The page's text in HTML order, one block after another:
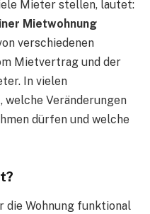
Mieter stellen, lautet:
Mietwohnung
verschiedenen
Mietvertrag und der
In vielen
Veränderungen
dürfen und welche
Wohnung funktional